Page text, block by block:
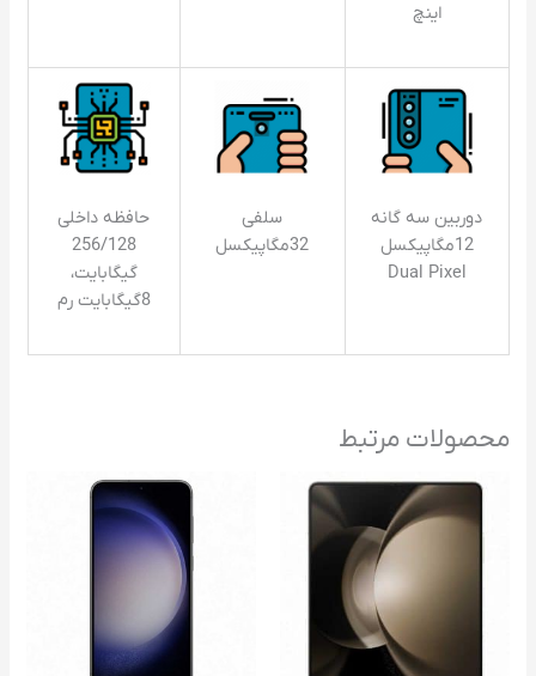
اینچ
دوربین سه گانه
12مگاپیکسل
Dual Pixel
سلفی
32مگاپیکسل
حافظه داخلی
256/128
گیگابایت،
8گیگابایت رم
محصولات مرتبط